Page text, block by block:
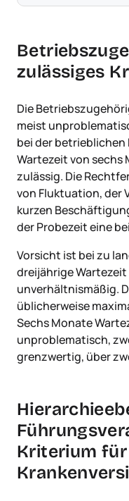
zulässiges
Die
meist
bei der betrieblichen
Wartezeit von sechs
zulässig. Die
von Fluktuation, der
kurzen
der Probezeit eine
Vorsicht ist bei zu
dreijährige Wartezeit
unverhältnismäßig.
üblicherweise
Sechs Monate
unproblematisch,
grenzwertig, über
Kriterium